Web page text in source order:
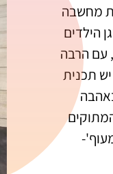
מחשבה
הילדים
עם הרבה
תכנית